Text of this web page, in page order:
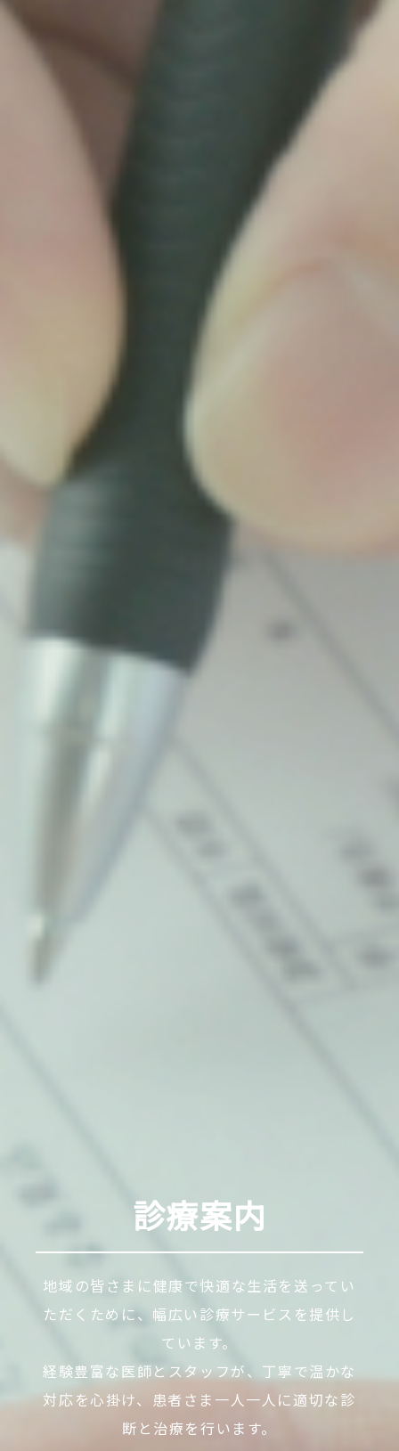
診療案内
地域の皆さまに健康で快適な生活を送ってい
ただくために、幅広い診療サービスを提供し
ています。
経験豊富な医師とスタッフが、丁寧で温かな
対応を心掛け、患者さま一人一人に適切な診
断と治療を行います。